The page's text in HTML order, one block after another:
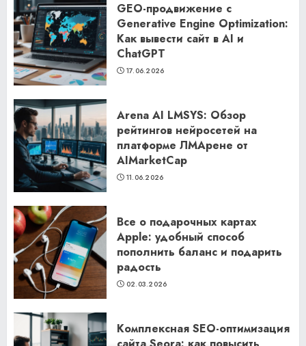
GEO-продвижение с
Generative Engine Optimization:
Как вывести сайт в AI и
ChatGPT
17.06.2026
Arena AI LMSYS: Обзор
рейтингов нейросетей на
платформе ЛМАрене от
AIMarketCap
11.06.2026
Все о подарочных картах
Apple: удобный способ
пополнить баланс и подарить
радость
02.03.2026
Комплексная SEO-оптимизация